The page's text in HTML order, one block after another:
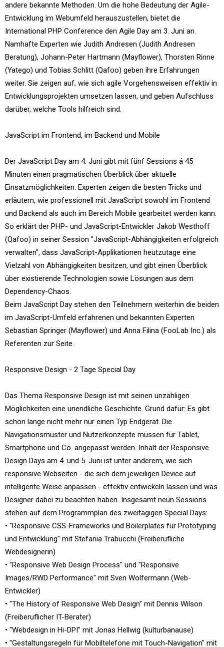
andere bekannte Methoden. Um die hohe Bedeutung der Agile-
Entwicklung im Webumfeld herauszustellen, bietet die
International PHP Conference den Agile Day am 3. Juni an.
Namhafte Experten wie Judith Andresen (Judith Andresen
Beratung), Johann-Peter Hartmann (Mayflower), Thorsten Rinne
(Yatego) und Tobias Schlitt (Qafoo) geben ihre Erfahrungen
weiter. Sie zeigen auf, wie sich agile Vorgehensweisen effektiv in
Entwicklungsprojekten umsetzen lassen, und geben Aufschluss
darüber, welche Tools hilfreich sind.
JavaScript im Frontend, im Backend und Mobile
Der JavaScript Day am 4. Juni gibt mit fünf Sessions á 45
Minuten einen pragmatischen Überblick über aktuelle
Einsatzmöglichkeiten. Experten zeigen die besten Tricks und
erläutern, wie professionell mit JavaScript sowohl im Frontend
und Backend als auch im Bereich Mobile gearbeitet werden kann.
So erklärt der PHP- und JavaScript-Entwickler Jakob Westhoff
(Qafoo) in seiner Session "JavaScript-Abhängigkeiten erfolgreich
verwalten", dass JavaScript-Applikationen heutzutage eine
Vielzahl von Abhängigkeiten besitzen, und gibt einen Überblick
über existierende Technologien sowie Lösungen aus dem
Dependency-Chaos.
Beim JavaScript Day stehen den Teilnehmern weiterhin die beiden
im JavaScript-Umfeld erfahrenen und bekannten Experten
Sebastian Springer (Mayflower) und Anna Filina (FooLab Inc.) als
Referenten zur Seite.
Responsive Design - 2 Tage Special Day
Das Thema Responsive Design ist mit seinen unzähligen
Möglichkeiten eine unendliche Geschichte. Grund dafür: Es gibt
schon lange nicht mehr nur einen Typ Endgerät. Die
Navigationsmuster und Nutzerkonzepte müssen für Tablet,
Smartphone und Co. angepasst werden. Inhalt der Responsive
Design Days am 4. und 5. Juni ist unter anderem, wie sich
responsive Webseiten - die sich dem jeweiligen Device auf
intelligente Weise anpassen - effektiv entwickeln lassen und was
Designer dabei zu beachten haben. Insgesamt neun Sessions
stehen auf dem Programmplan des zweitägigen Special Days:
• "Responsive CSS-Frameworks und Boilerplates für Prototyping
und Entwicklung" mit Stefania Trabucchi (Freiberufliche
Webdesignerin)
• "Responsive Web Design Process" und "Responsive
Images/RWD Performance" mit Sven Wolfermann (Web-
Entwickler)
• "The History of Responsive Web Design" mit Dennis Wilson
(Freiberuflicher IT-Berater)
• "Webdesign in Hi-DPI" mit Jonas Hellwig (kulturbanause)
• "Gestaltungsregeln für Mobiltelefone mit Touch-Navigation" mit